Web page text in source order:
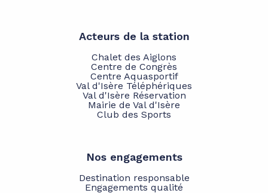
Acteurs de la station
Chalet des Aiglons
Centre de Congrès
Centre Aquasportif
Val d'Isère Téléphériques
Val d'Isère Réservation
Mairie de Val d'Isère
Club des Sports
Nos engagements
Destination responsable
Engagements qualité